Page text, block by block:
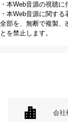
・本Web音源の視聴
・本Web音源に関す
全部を、無断で複製、
とを禁止します。
会社